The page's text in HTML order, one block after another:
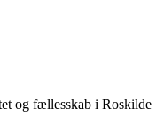
og fællesskab i Roskilde